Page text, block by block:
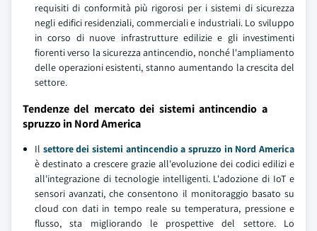
requisiti di conformità più rigorosi per i sistemi di sicurezza
negli edifici residenziali, commerciali e industriali. Lo sviluppo
in corso di nuove infrastrutture edilizie e gli investimenti
fiorenti verso la sicurezza antincendio, nonché l'ampliamento
delle operazioni esistenti, stanno aumentando la crescita del
settore.
Tendenze del mercato dei sistemi antincendio a
spruzzo in Nord America
Il settore dei sistemi antincendio a spruzzo in Nord America
è destinato a crescere grazie all'evoluzione dei codici edilizi e
all'integrazione di tecnologie intelligenti. L'adozione di IoT e
sensori avanzati, che consentono il monitoraggio basato su
cloud con dati in tempo reale su temperatura, pressione e
flusso, sta migliorando le prospettive del settore. Lo